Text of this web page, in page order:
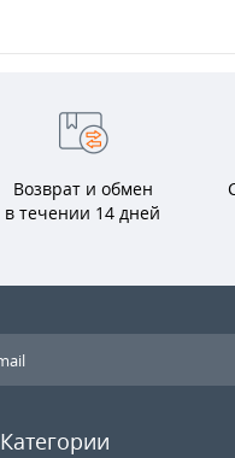
Возврат и обмен
в течении 14 дней
Категории